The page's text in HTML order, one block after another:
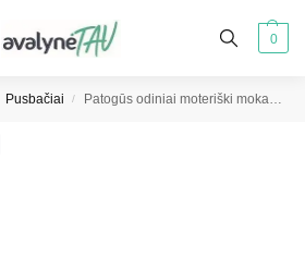
0
Pusbačiai / Patogūs odiniai moteriški mokasinai smėlio spalvos ažūriniai moteriški odiniai pusbačiai